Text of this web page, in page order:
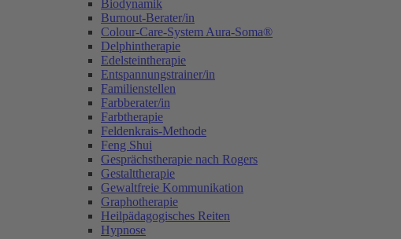
Biodynamik
Burnout-Berater/in
Colour-Care-System Aura-Soma®
Delphintherapie
Edelsteintherapie
Entspannungstrainer/in
Familienstellen
Farbberater/in
Farbtherapie
Feldenkrais-Methode
Feng Shui
Gesprächstherapie nach Rogers
Gestalttherapie
Gewaltfreie Kommunikation
Graphotherapie
Heilpädagogisches Reiten
Hypnose